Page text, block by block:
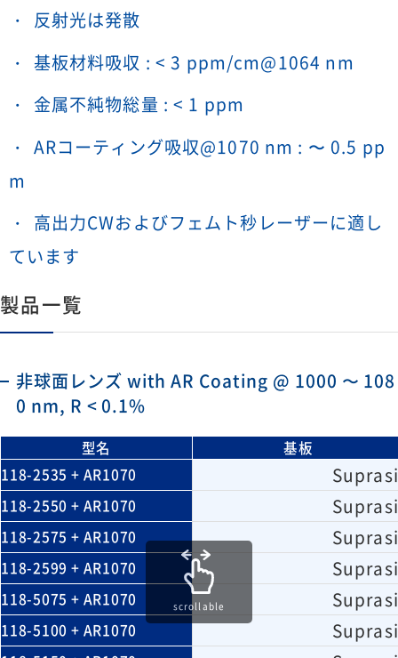
反射光は発散
基板材料吸収 : < 3 ppm/cm@1064 nm
金属不純物総量 : < 1 ppm
ARコーティング吸収@1070 nm : 〜 0.5 pp
m
高出力CWおよびフェムト秒レーザーに適し
ています
製品一覧
非球面レンズ with AR Coating @ 1000 〜 108
0 nm, R < 0.1%
型名
基板
118-2535 + AR1070
118-2550 + AR1070
118-2575 + AR1070
118-2599 + AR1070
118-5075 + AR1070
118-5100 + AR1070
scrollable